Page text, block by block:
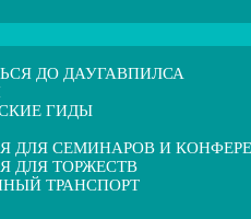
ДО ДАУГАВПИЛСА
ГИДЫ
ДЛЯ СЕМИНАРОВ И
ДЛЯ ТОРЖЕСТВ
ТРАНСПОРТ